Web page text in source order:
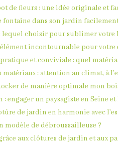
de fleurs : une idée originale et
dans son jardin
lequel choisir pour sublimer votre
incontournable pour votre
et conviviale : quel
matériaux : attention au climat, à
de manière optimale mon
engager un paysagiste en Seine et
de jardin en harmonie avec
modèle de débroussailleuse ?
aux clôtures de jardin et aux